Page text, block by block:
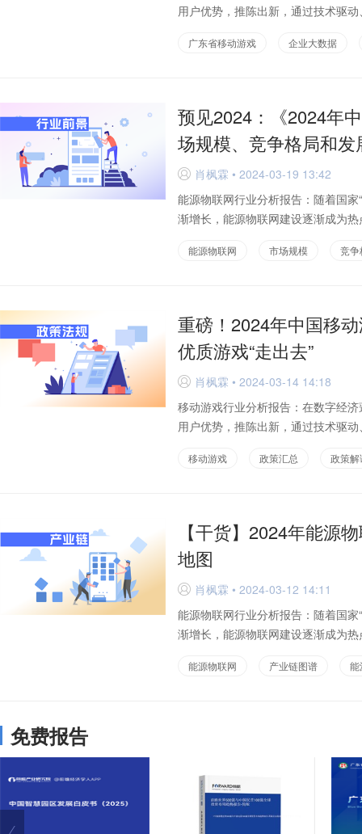
用户优势，推陈出新，通过技术驱
广东省移动游戏 企业大数据
预见2024：《2024年
场规模、竞争格局和发
D 肖枫霖 • 2024-03-19 13:42
能源物联网行业分析报告：随着国
渐增长，能源物联网建设逐渐成为
能源物联网 市场规模 竞争
重磅！2024年中国移
优质游戏“走出去”
D 肖枫霖 • 2024-03-14 14:18
移动游戏行业分析报告：在数字经
用户优势，推陈出新，通过技术驱
移动游戏 政策汇总 政策解
【干货】2024年能源
地图
D 肖枫霖 • 2024-03-12 14:11
能源物联网行业分析报告：随着国
渐增长，能源物联网建设逐渐成为
能源物联网 产业链图谱 能
免费报告